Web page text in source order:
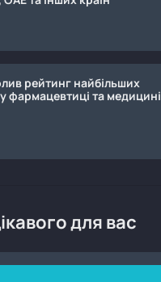
рейтинг найбільших
у фармацевтиці та медицині
для вас